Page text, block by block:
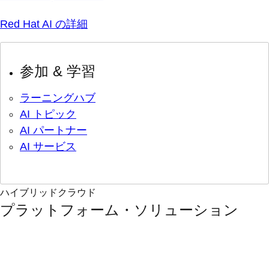
Red Hat AI の詳細
参加 & 学習
ラーニングハブ
AI トピック
AI パートナー
AI サービス
ハイブリッドクラウド
プラットフォーム・ソリューション